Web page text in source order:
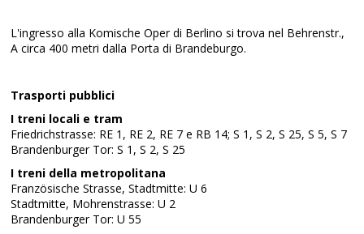
L'ingresso alla Komische Oper di Berlino si trova nel Behrenstr.,
A circa 400 metri dalla Porta di Brandeburgo.
Trasporti pubblici
I treni locali e tram
Friedrichstrasse: RE 1, RE 2, RE 7 e RB 14; S 1, S 2, S 25, S 5, S 7
Brandenburger Tor: S 1, S 2, S 25
I treni della metropolitana
Französische Strasse, Stadtmitte: U 6
Stadtmitte, Mohrenstrasse: U 2
Brandenburger Tor: U 55